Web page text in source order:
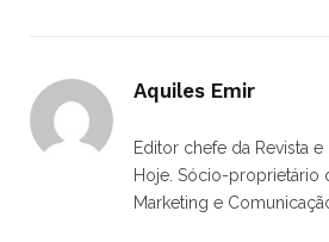
Aquiles Emir
Editor chefe da Revista
Hoje. Sócio-proprietário
Marketing e